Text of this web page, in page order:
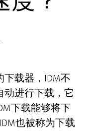
下载器，IDM不
进行下载，它
下载能够将下
也被称为下载